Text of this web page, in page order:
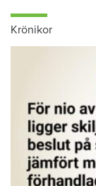
Krönikor